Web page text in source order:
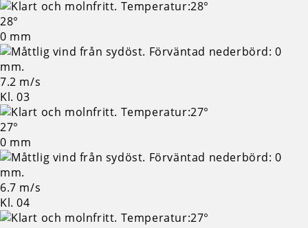
28°
0 mm
7.2 m/s
Kl. 03
27°
0 mm
6.7 m/s
Kl. 04